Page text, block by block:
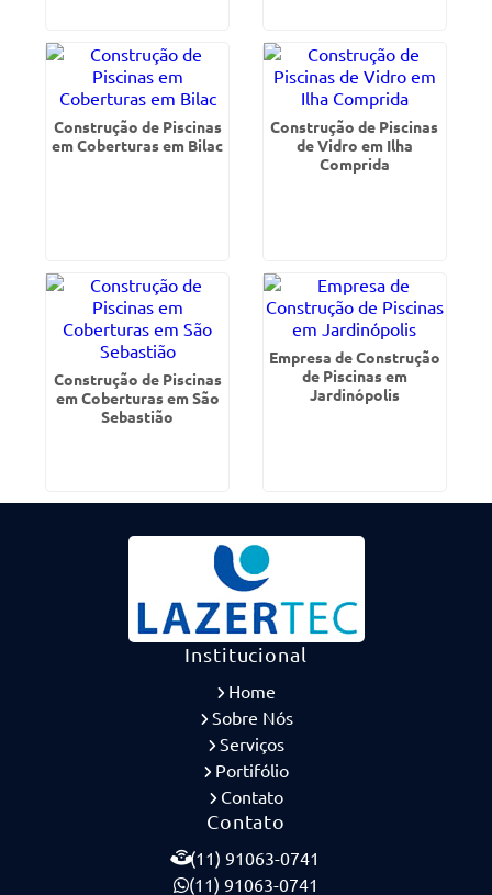
Construção de Piscinas
em Coberturas em Bilac
Construção de Piscinas
de Vidro em Ilha
Comprida
Construção de Piscinas
em Coberturas em São
Sebastião
Empresa de Construção
de Piscinas em
Jardinópolis
Institucional
Home
Sobre Nós
Serviços
Portifólio
Contato
Contato
(11) 91063-0741
(11) 91063-0741